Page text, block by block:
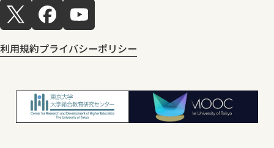
利用規約プライバシーポリシー